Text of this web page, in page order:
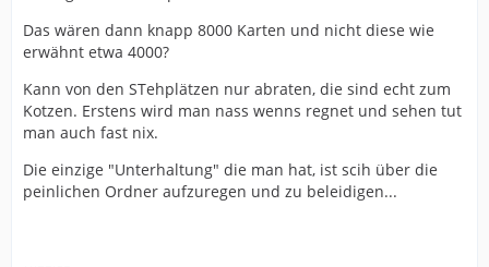
Das wären dann knapp 8000 Karten und nicht diese wie
erwähnt etwa 4000?
Kann von den STehplätzen nur abraten, die sind echt zum
Kotzen. Erstens wird man nass wenns regnet und sehen tut
man auch fast nix.
Die einzige "Unterhaltung" die man hat, ist scih über die
peinlichen Ordner aufzuregen und zu beleidigen...